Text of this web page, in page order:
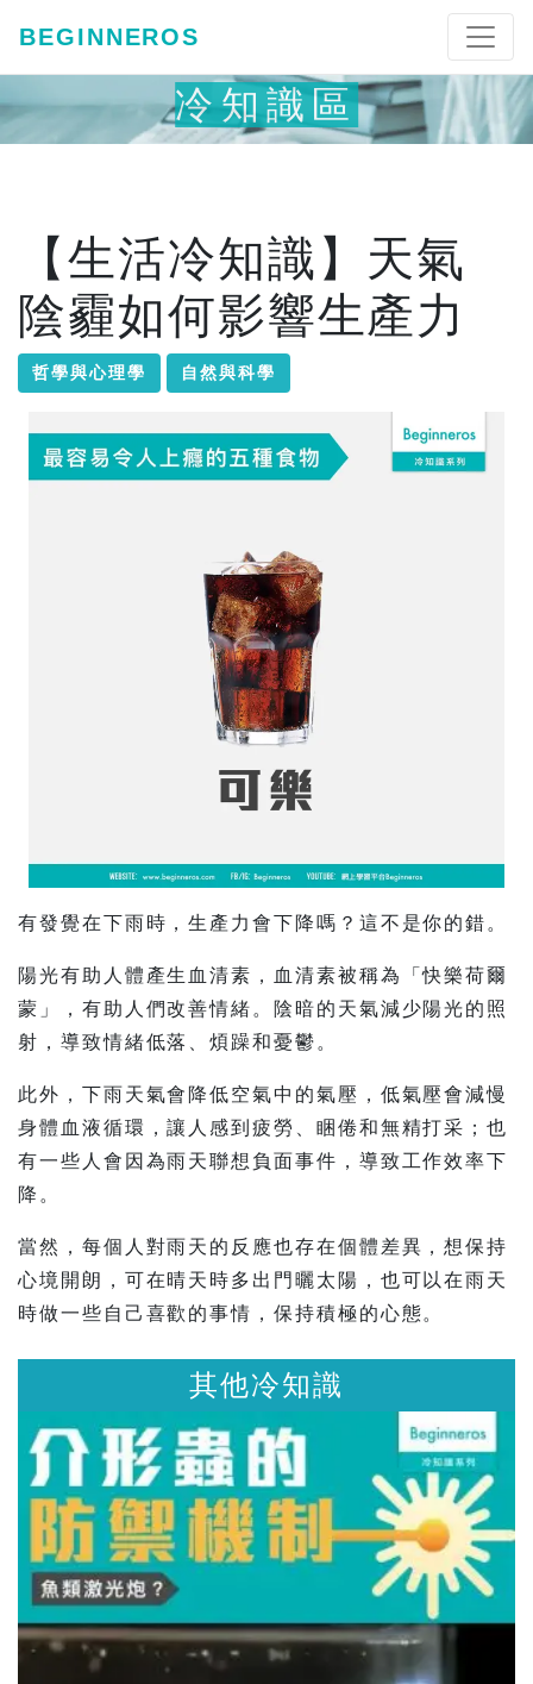
BEGINNEROS
冷知識區
【生活冷知識】天氣
陰霾如何影響生產力
哲學與心理學 自然與科學
有發覺在下雨時，生產力會下降嗎？這不是你的錯。
陽光有助人體產生血清素，血清素被稱為「快樂荷爾
蒙」，有助人們改善情緒。陰暗的天氣減少陽光的照
射，導致情緒低落、煩躁和憂鬱。
此外，下雨天氣會降低空氣中的氣壓，低氣壓會減慢
身體血液循環，讓人感到疲勞、睏倦和無精打采；也
有一些人會因為雨天聯想負面事件，導致工作效率下
降。
當然，每個人對雨天的反應也存在個體差異，想保持
心境開朗，可在晴天時多出門曬太陽，也可以在雨天
時做一些自己喜歡的事情，保持積極的心態。